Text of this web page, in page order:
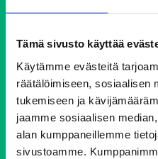
Tämä sivusto käyttää
Käytämme evästeitä
räätälöimiseen, sosiaalisen
tukemiseen ja
jaamme sosiaalisen
alan kumppaneillemme
sivustoamme.